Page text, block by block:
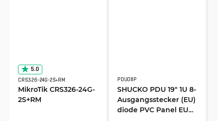
5.0
CRS326-24G-2S+RM
MikroTik CRS326-24G-
2S+RM
PDU08P
SHUCKO PDU 19" 1U 8-
Ausgangsstecker (EU)
diode PVC Panel EU